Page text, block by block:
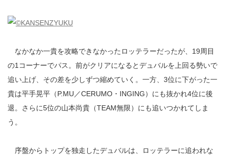
なかなか一貴を攻略できなかったロッテラーだったが、19周目
の1コーナーでパス。前がクリアになるとデュバルを上回る勢いで
追い上げ、その差を少しずつ縮めていく。一方、3位に下がった一
貴は平手晃平（P.MU／CERUMO・INGING）にも抜かれ4位に後
退。さらに5位の山本尚貴（TEAM無限）にも追いつかれてしま
う。
序盤からトップを独走したデュバルは、ロッテラーに追われな